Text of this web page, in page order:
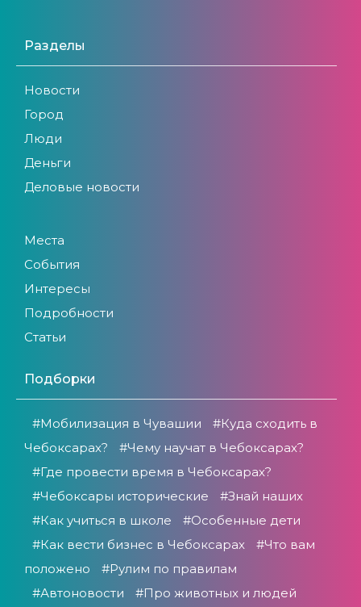
Разделы
Новости
Город
Люди
Деньги
Деловые новости
Места
События
Интересы
Подробности
Статьи
Подборки
#Мобилизация в Чувашии
#Куда сходить в
Чебоксарах?
#Чему научат в Чебоксарах?
#Где провести время в Чебоксарах?
#Чебоксары исторические
#Знай наших
#Как учиться в школе
#Особенные дети
#Как вести бизнес в Чебоксарах
#Что вам
положено
#Рулим по правилам
#Автоновости
#Про животных и людей